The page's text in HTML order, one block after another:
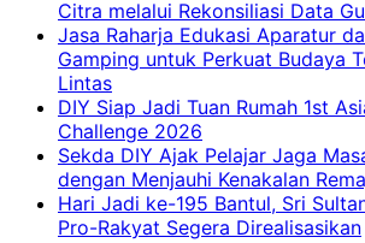
Citra melalui Rekonsiliasi Data
Jasa Raharja Edukasi Aparatur
Gamping untuk Perkuat Budaya
Lintas
DIY Siap Jadi Tuan Rumah 1st
Challenge 2026
Sekda DIY Ajak Pelajar Jaga
dengan Menjauhi Kenakalan
Hari Jadi ke-195 Bantul, Sri
Pro-Rakyat Segera Direalisasikan